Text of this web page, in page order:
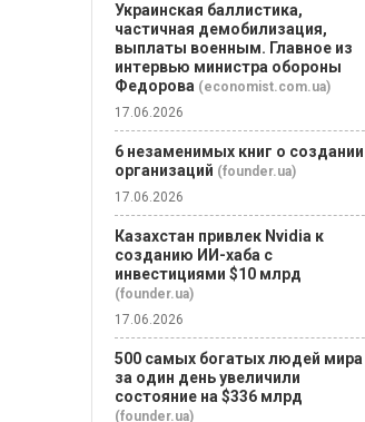
Украинская баллистика,
частичная демобилизация,
выплаты военным. Главное из
интервью министра обороны
Федорова (economist.com.ua)
17.06.2026
6 незаменимых книг о создании
организаций (founder.ua)
17.06.2026
Казахстан привлек Nvidia к
созданию ИИ-хаба с
инвестициями $10 млрд
(founder.ua)
17.06.2026
500 самых богатых людей мира
за один день увеличили
состояние на $336 млрд
(founder.ua)